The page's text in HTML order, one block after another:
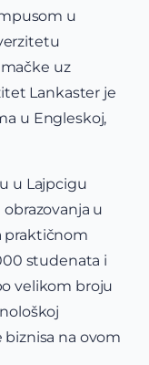
u
uz
Lankaster je
u Engleskoj,
u Lajpcigu
u
praktičnom
studenata i
velikom broju
na ovom